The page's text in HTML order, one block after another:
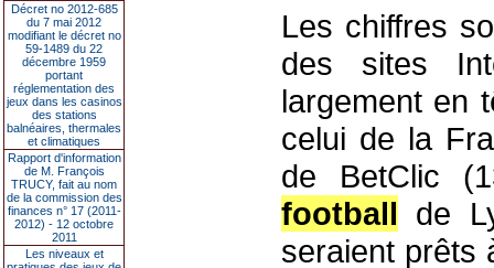
Décret no 2012-685
du 7 mai 2012
modifiant le décret no
59-1489 du 22
décembre 1959
portant
réglementation des
jeux dans les casinos
des stations
balnéaires, thermales
et climatiques
Rapport d'information
de M. François
TRUCY, fait au nom
de la commission des
finances n° 17 (2011-
2012) - 12 octobre
2011
Les niveaux et
Les chiffres
des sites
largement en
celui de la
de BetClic
football de
seraient prêts